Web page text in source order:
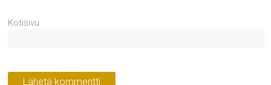
Kotisivu